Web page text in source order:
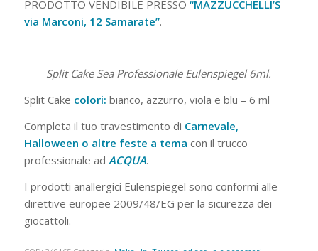
PRODOTTO VENDIBILE PRESSO “MAZZUCCHELLI’S
via Marconi, 12 Samarate”.
Split Cake Sea Professionale Eulenspiegel 6ml.
Split Cake colori: bianco, azzurro, viola e blu – 6 ml
Completa il tuo travestimento di Carnevale,
Halloween o altre feste a tema con il trucco
professionale ad ACQUA.
I prodotti anallergici Eulenspiegel sono conformi alle
direttive europee 2009/48/EG per la sicurezza dei
giocattoli.